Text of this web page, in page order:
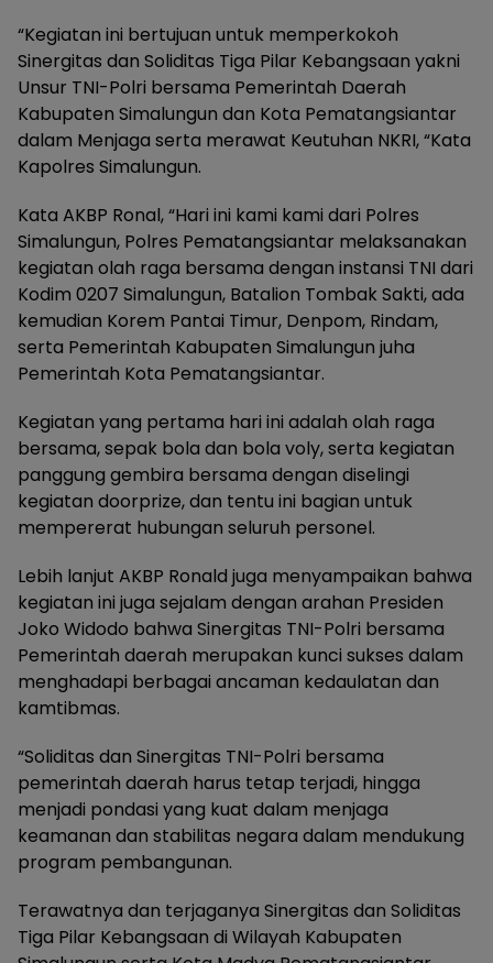
“Kegiatan ini bertujuan untuk memperkokoh
Sinergitas dan Soliditas Tiga Pilar Kebangsaan yakni
Unsur TNI-Polri bersama Pemerintah Daerah
Kabupaten Simalungun dan Kota Pematangsiantar
dalam Menjaga serta merawat Keutuhan NKRI, “Kata
Kapolres Simalungun.
Kata AKBP Ronal, “Hari ini kami kami dari Polres
Simalungun, Polres Pematangsiantar melaksanakan
kegiatan olah raga bersama dengan instansi TNI dari
Kodim 0207 Simalungun, Batalion Tombak Sakti, ada
kemudian Korem Pantai Timur, Denpom, Rindam,
serta Pemerintah Kabupaten Simalungun juha
Pemerintah Kota Pematangsiantar.
Kegiatan yang pertama hari ini adalah olah raga
bersama, sepak bola dan bola voly, serta kegiatan
panggung gembira bersama dengan diselingi
kegiatan doorprize, dan tentu ini bagian untuk
mempererat hubungan seluruh personel.
Lebih lanjut AKBP Ronald juga menyampaikan bahwa
kegiatan ini juga sejalam dengan arahan Presiden
Joko Widodo bahwa Sinergitas TNI-Polri bersama
Pemerintah daerah merupakan kunci sukses dalam
menghadapi berbagai ancaman kedaulatan dan
kamtibmas.
“Soliditas dan Sinergitas TNI-Polri bersama
pemerintah daerah harus tetap terjadi, hingga
menjadi pondasi yang kuat dalam menjaga
keamanan dan stabilitas negara dalam mendukung
program pembangunan.
Terawatnya dan terjaganya Sinergitas dan Soliditas
Tiga Pilar Kebangsaan di Wilayah Kabupaten